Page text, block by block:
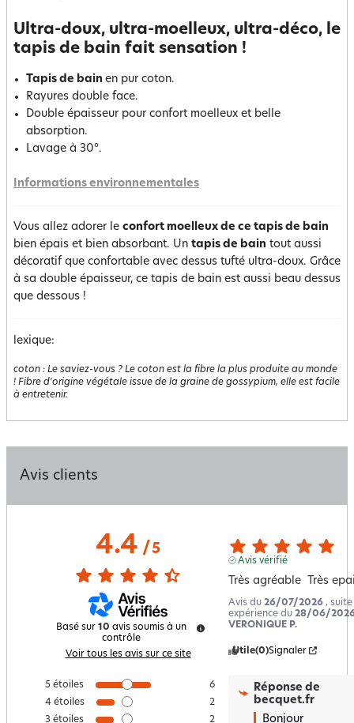
Ultra-doux, ultra-moelleux, ultra-déco, le
tapis de bain fait sensation !
Tapis de bain en pur coton.
Rayures double face.
Double épaisseur pour confort moelleux et belle
absorption.
Lavage à 30°.
Informations environnementales
Vous allez adorer le confort moelleux de ce tapis de bain
bien épais et bien absorbant. Un tapis de bain tout aussi
décoratif que confortable avec dessus tufté ultra-doux. Grâce
à sa double épaisseur, ce tapis de bain est aussi beau dessus
que dessous !
lexique:
coton : Le saviez-vous ? Le coton est la fibre la plus produite au monde
! Fibre d'origine végétale issue de la graine de gossypium, elle est facile
à entretenir.
Avis clients
4.4/ 5
Basé sur 10 avis soumis à un
contrôle
Voir tous les avis sur ce site
5 étoiles
6
4 étoiles
2
3 étoiles 2
Avis vérifié
Très agréable  Très
Avis du 26/07/2026 , suite
expérience du 28/06/
VERONIQUE P.
Utile(0)Signaler
Réponse de
becquet.fr
Bonjour